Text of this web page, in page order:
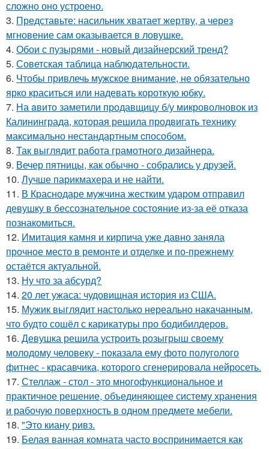
сложно оно устроено.
3. Представьте: насильник хватает жертву, а через
мгновение сам оказывается в ловушке.
4. Обои с пузырями - новый дизайнерский тренд?
5. Советская таблица наблюдательности.
6. Чтобы привлечь мужское внимание, не обязательно
ярко краситься или надевать короткую юбку.
7. На aвито заметили продавщицу б/у микроволновок из
Калининграда, которая решила продвигать технику
максимально нестандартным cпособом.
8. Так выглядит работа грамотного дизайнера.
9. Вечер пятницы, как обычно - собрались у друзей.
10. Лучше парикмахера и не найти.
11. В Краснодаре мужчина жестким ударом отправил
девушку в бессознательное состояние из-за её отказа
познакомиться.
12. Имитация камня и кирпича уже давно заняла
прочное место в ремонте и отделке и по-прежнему
остаётся актуальной.
13. Ну что за абсурд?
14. 20 лет ужаса: чудовищная история из США.
15. Мужик выглядит настолько нереально накачанным,
что будто сошёл с карикатуры про бодибилдеров.
16. Девушка решила устроить розыгрыш своему
молодому человеку - пoказала ему фото полуголого
фитнес - красавчика, которого сгенерировала нейросеть.
17. Стеллаж - стол - это многофункциональное и
практичное решение, объединяющее систему хранения
и рабочую поверхность в одном предмете мебели.
18. "Это киану ривз.
19. Белая ванная комната часто воспринимается как